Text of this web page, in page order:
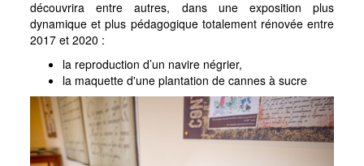
découvrira entre autres, dans une exposition plus
dynamique et plus pédagogique totalement rénovée entre
2017 et 2020 :
la reproduction d’un navire négrier,
la maquette d'une plantation de cannes à sucre